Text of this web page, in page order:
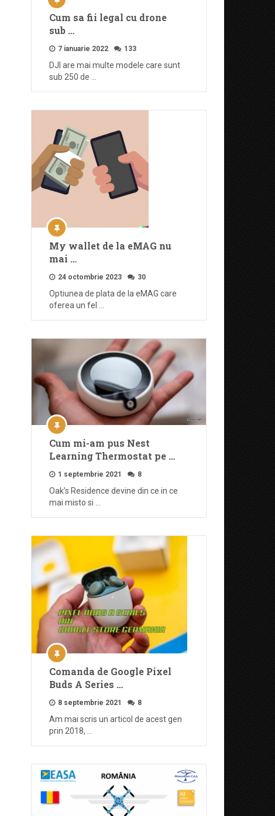
Cum sa fii legal cu drone
sub …
7 ianuarie 2022 133
DJI are mai multe modele care sunt
sub 250 de …
My wallet de la eMAG nu
mai …
24 octombrie 2023 30
Optiunea de plata de la eMAG care
oferea un fel …
Cum mi-am pus Nest
Learning Thermostat pe …
1 septembrie 2021 8
Oak’s Residence devine din ce in ce
mai misto si …
Comanda de Google Pixel
Buds A Series …
8 septembrie 2021 8
Am mai scris un articol de acest gen
prin 2018, …